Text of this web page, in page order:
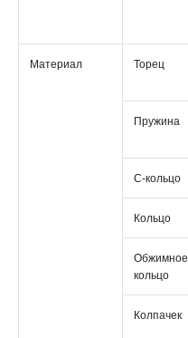
Материал Торец
Пружина
С-кольцо
Кольцо
Обжимное
кольцо
Колпачек